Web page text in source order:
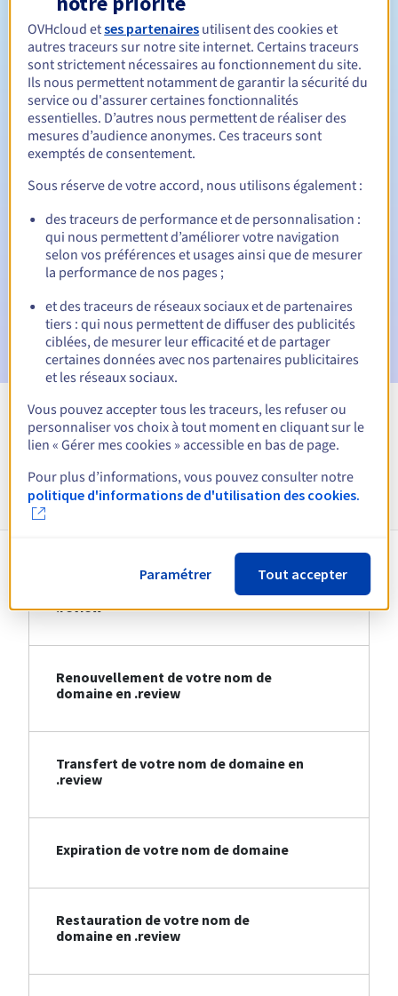
Durée de renouvellement Entre 1 et 10 ans
Période de rédemption
Notifications automatiques :
date d'échéance
E-mail le jour de l'expirationpour notification de la
suspension du nom de domaine
E-mail après la période de grâce de rédemptionpour
notification de la suppression du nom de domaine
Voir toutes les extensions
Informations sur le .review
Création de votre nom de domaine en
.review
Renouvellement de votre nom de
domaine en .review
Transfert de votre nom de domaine en
.review
Expiration de votre nom de domaine
Restauration de votre nom de
domaine en .review
OVHcloud etses partenaires utilisent des cookies et
autres traceurs sur notre site internet. Certains traceurs
sont strictement nécessaires au fonctionnement du site.
Ils nous permettent notamment de garantir la sécurité du
service ou d'assurer certaines fonctionnalités
essentielles. D’autres nous permettent de réaliser des
mesures d’audience anonymes. Ces traceurs sont
exemptés de consentement.
Sous réserve de votre accord, nous utilisons également :
des traceurs de performance et de personnalisation :
qui nous permettent d’améliorer votre navigation
selon vos préférences et usages ainsi que de mesurer
la performance de nos pages ;
et des traceurs de réseaux sociaux et de partenaires
tiers : qui nous permettent de diffuser des publicités
ciblées, de mesurer leur efficacité et de partager
certaines données avec nos partenaires publicitaires
et les réseaux sociaux.
Vous pouvez accepter tous les traceurs, les refuser ou
personnaliser vos choix à tout moment en cliquant sur le
lien « Gérer mes cookies » accessible en bas de page.
Pour plus d’informations, vous pouvez consulter notre
politique d'informations de d'utilisation des cookies.
Paramétrer Tout accepter